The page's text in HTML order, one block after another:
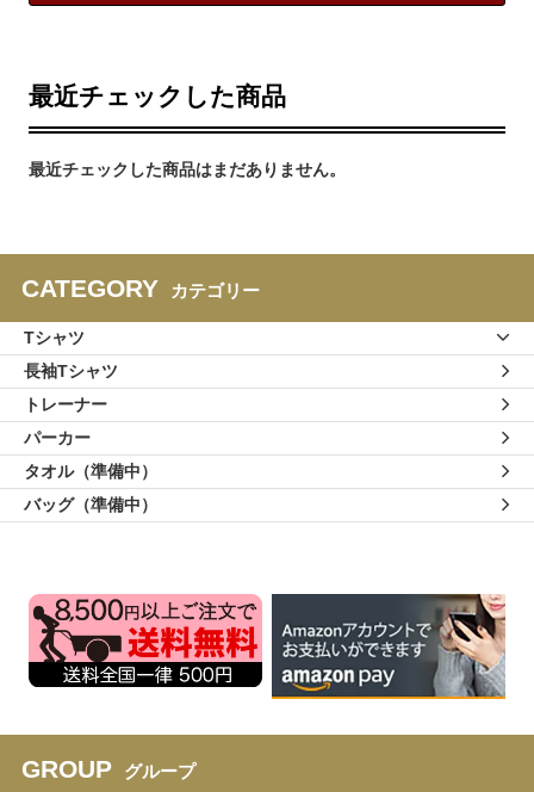
最近チェックした商品
最近チェックした商品はまだありません。
CATEGORY カテゴリー
Tシャツ
長袖Tシャツ
トレーナー
パーカー
タオル（準備中）
バッグ（準備中）
GROUP グループ